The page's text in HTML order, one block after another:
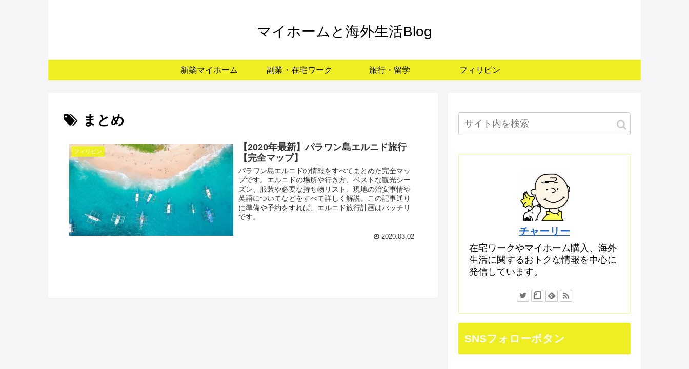
マイホームと海外生活Blog
新築マイホーム 副業・在宅ワーク 旅行・留学 フィリピン
まとめ
フィリピン
【2020年最新】パラワン島エルニド旅行
【完全マップ】
パラワン島エルニドの情報をすべてまとめた完全マッ
プです。エルニドの場所や行き方、ベストな観光シー
ズン、服装や必要な持ち物リスト、現地の治安事情や
英語についてなどをすべて詳しく解説。この記事通り
に準備や予約をすれば、エルニド旅行計画はバッチリ
です。
2020.03.02
チャーリー
在宅ワークやマイホーム購入、海外
生活に関するおトクな情報を中心に
発信しています。
SNSフォローボタン